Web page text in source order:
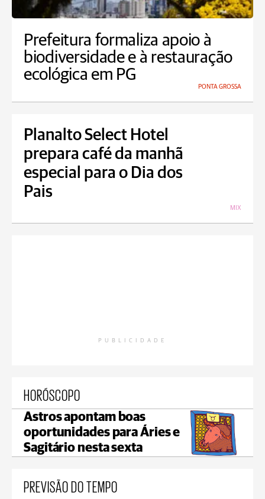
Prefeitura formaliza apoio à
biodiversidade e à restauração
ecológica em PG
PONTA GROSSA
Planalto Select Hotel
prepara café da manhã
especial para o Dia dos
Pais
MIX
PUBLICIDADE
HORÓSCOPO
Astros apontam boas
oportunidades para Áries e
Sagitário nesta sexta
PREVISÃO DO TEMPO